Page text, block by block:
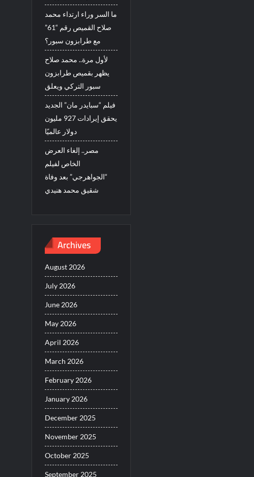
ما السر وراء ارتداء محمد
صلاح القميص رقم “61”
مع طرابزون سبور؟
لأول مرة.. محمد صلاح
يظهر بقميص طرابزون
سبور التركي ويعلق
فيلم “سبايدر مان” الجديد
يحقق إيرادات 927 مليون
دولار عالميًا
مصر.. إلغاء العرض
الخاص لفيلم
“الجواهرجي” بعد وفاة
شقيق محمد هنيدي
Archives
August 2026
July 2026
June 2026
May 2026
April 2026
March 2026
February 2026
January 2026
December 2025
November 2025
October 2025
September 2025